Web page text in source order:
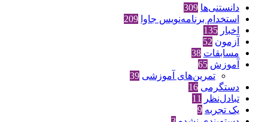
دانستنی‌ها 309
استخدام برنامه‌نویس جاوا 209
اخبار 135
آزمون 52
مسابقات 38
آموزش 65
تمرین‌های آموزشی 39
دستگرمی 16
تبادل‌نظر
11
یک تجربه 9